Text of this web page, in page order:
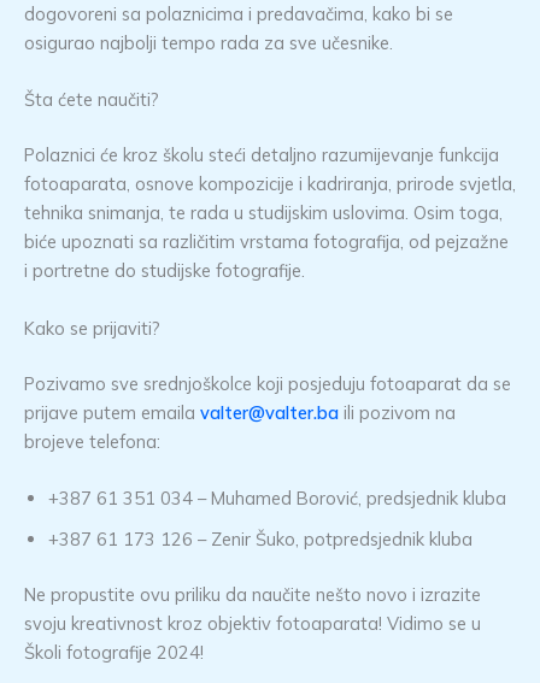
dogovoreni sa polaznicima i predavačima, kako bi se
osigurao najbolji tempo rada za sve učesnike.
Šta ćete naučiti?
Polaznici će kroz školu steći detaljno razumijevanje funkcija
fotoaparata, osnove kompozicije i kadriranja, prirode svjetla,
tehnika snimanja, te rada u studijskim uslovima. Osim toga,
biće upoznati sa različitim vrstama fotografija, od pejzažne
i portretne do studijske fotografije.
Kako se prijaviti?
Pozivamo sve srednjoškolce koji posjeduju fotoaparat da se
prijave putem emaila valter@valter.ba ili pozivom na
brojeve telefona:
+387 61 351 034 – Muhamed Borović, predsjednik kluba
+387 61 173 126 – Zenir Šuko, potpredsjednik kluba
Ne propustite ovu priliku da naučite nešto novo i izrazite
svoju kreativnost kroz objektiv fotoaparata! Vidimo se u
Školi fotografije 2024!